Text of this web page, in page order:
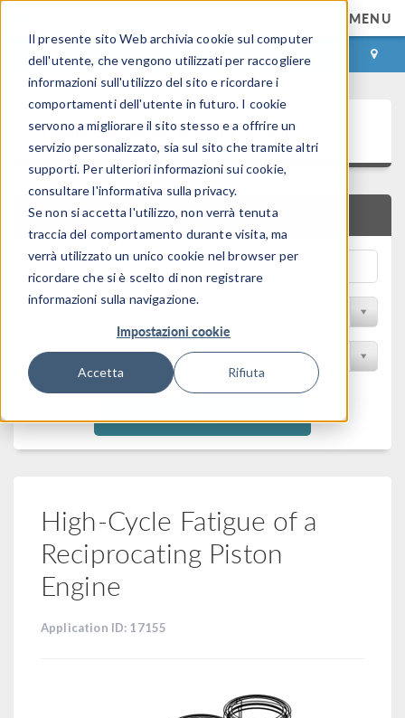
Il presente sito Web archivia cookie sul computer
dell'utente, che vengono utilizzati per raccogliere
informazioni sull'utilizzo del sito e ricordare i
comportamenti dell'utente in futuro. I cookie
servono a migliorare il sito stesso e a offrire un
servizio personalizzato, sia sul sito che tramite altri
supporti. Per ulteriori informazioni sui cookie,
consultare l'informativa sulla privacy.
Se non si accetta l'utilizzo, non verrà tenuta
traccia del comportamento durante visita, ma
verrà utilizzato un unico cookie nel browser per
ricordare che si è scelto di non registrare
informazioni sulla navigazione.
Impostazioni cookie
Accetta Rifiuta
MENU
ACCEDI CONTACT
Galleria delle Applicazioni
RICERCA RAPIDA
Filtra per Prodotto
Filtra
High-Cycle Fatigue of a
Reciprocating Piston
Engine
Application ID: 17155